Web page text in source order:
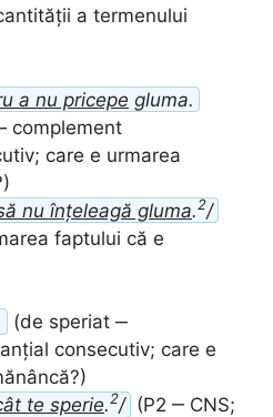
a termenului
a nu pricepe gluma.
complement
care e urmarea
nu înțeleagă gluma.2/
faptului că e
(de speriat ‒
consecutiv; care e
te sperie.2/ (P2 ‒ CNS;